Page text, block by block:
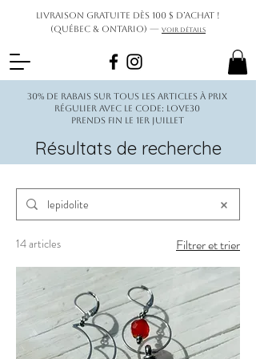
Livraison gratuite dès 100 $ d’achat !
(Québec & Ontario) — Voir détails
30% de rabais sur tous les articles à prix
régulier avec le code: love30
Prends fin le 1er juillet
Résultats de recherche
14 articles Filtrer et trier